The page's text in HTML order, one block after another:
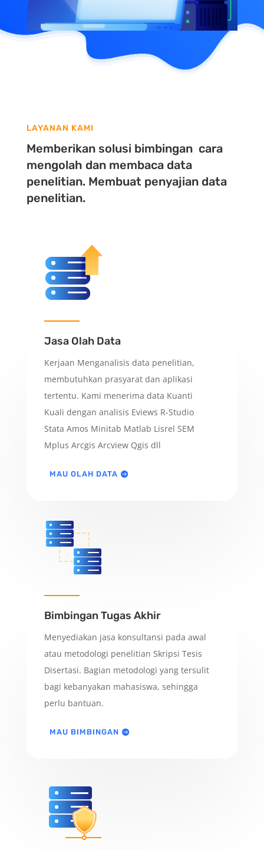
LAYANAN KAMI
Memberikan solusi bimbingan cara
mengolah dan membaca data
penelitian. Membuat penyajian data
penelitian.
Jasa Olah Data
Kerjaan Menganalisis data penelitian,
membutuhkan prasyarat dan aplikasi
tertentu. Kami menerima data Kuanti
Kuali dengan analisis Eviews R-Studio
Stata Amos Minitab Matlab Lisrel SEM
Mplus Arcgis Arcview Qgis dll
MAU OLAH DATA
Bimbingan Tugas Akhir
Menyediakan jasa konsultansi pada awal
atau metodologi penelitian Skripsi Tesis
Disertasi. Bagian metodologi yang tersulit
bagi kebanyakan mahasiswa, sehingga
perlu bantuan.
MAU BIMBINGAN